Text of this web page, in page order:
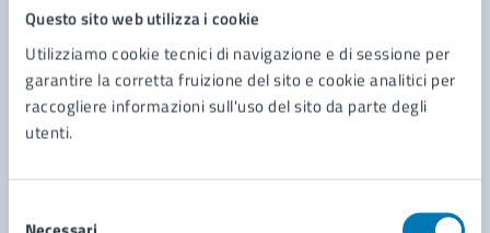
Questo sito web utilizza i cookie
Utilizziamo cookie tecnici di navigazione e di sessione per
garantire la corretta fruizione del sito e cookie analitici per
raccogliere informazioni sull'uso del sito da parte degli
utenti.
Richiedi assistenza